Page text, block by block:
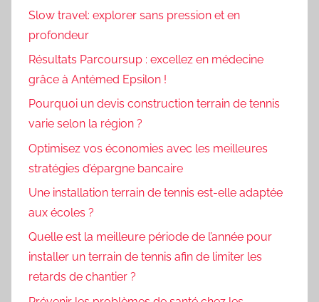
Slow travel: explorer sans pression et en
profondeur
Résultats Parcoursup : excellez en médecine
grâce à Antémed Epsilon !
Pourquoi un devis construction terrain de tennis
varie selon la région ?
Optimisez vos économies avec les meilleures
stratégies d’épargne bancaire
Une installation terrain de tennis est-elle adaptée
aux écoles ?
Quelle est la meilleure période de l’année pour
installer un terrain de tennis afin de limiter les
retards de chantier ?